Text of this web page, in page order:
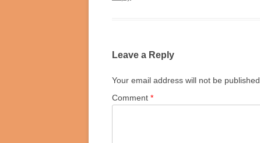
Leave a Reply
Your email address will not be published.
Comment *